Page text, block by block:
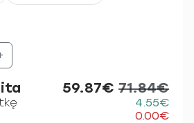
59.87€ 71.84€
4.55€
0.00€